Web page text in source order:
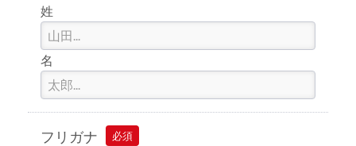
姓
名
フリガナ 必須